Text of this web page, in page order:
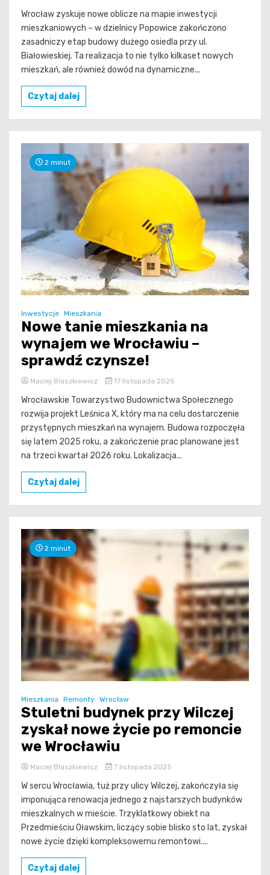
Wrocław zyskuje nowe oblicze na mapie inwestycji
mieszkaniowych – w dzielnicy Popowice zakończono
zasadniczy etap budowy dużego osiedla przy ul.
Białowieskiej. Ta realizacja to nie tylko kilkaset nowych
mieszkań, ale również dowód na dynamiczne...
Czytaj dalej
2 minut
Inwestycje Mieszkania
Nowe tanie mieszkania na
wynajem we Wrocławiu –
sprawdź czynsze!
Maciej Błaszkiewicz 17 listopada 2025
Wrocławskie Towarzystwo Budownictwa Społecznego
rozwija projekt Leśnica X, który ma na celu dostarczenie
przystępnych mieszkań na wynajem. Budowa rozpoczęła
się latem 2025 roku, a zakończenie prac planowane jest
na trzeci kwartał 2026 roku. Lokalizacja...
Czytaj dalej
2 minut
Mieszkania Remonty Wrocław
Stuletni budynek przy Wilczej
zyskał nowe życie po remoncie
we Wrocławiu
Maciej Błaszkiewicz 7 listopada 2025
W sercu Wrocławia, tuż przy ulicy Wilczej, zakończyła się
imponująca renowacja jednego z najstarszych budynków
mieszkalnych w mieście. Trzyklatkowy obiekt na
Przedmieściu Oławskim, liczący sobie blisko sto lat, zyskał
nowe życie dzięki kompleksowemu remontowi....
Czytaj dalej